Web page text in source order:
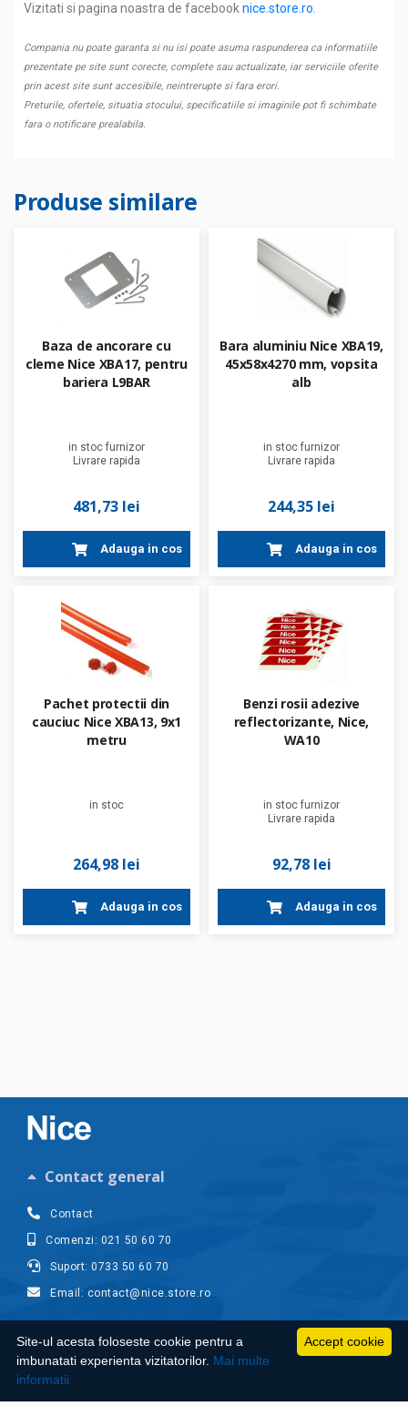
Vizitati si pagina noastra de facebooknice.store.ro
Compania nu poate garanta si nu isi poate asuma raspunderea ca informatiile
prezentate pe site sunt corecte, complete sau actualizate, iar serviciile oferite
prin acest site sunt accesibile, neintrerupte si fara erori.
Preturile, ofertele, situatia stocului, specificatiile si imaginile pot fi schimbate
fara o notificare prealabila.
Produse similare
Baza de ancorare cu
cleme Nice XBA17, pentru
bariera L9BAR
in stoc furnizor
Livrare rapida
481,73 lei
Adauga in cos
Bara aluminiu Nice XBA19,
45x58x4270 mm, vopsita
alb
in stoc furnizor
Livrare rapida
244,35 lei
Adauga in cos
Pachet protectii din
cauciuc Nice XBA13, 9x1
metru
in stoc
264,98 lei
Adauga in cos
Benzi rosii adezive
reflectorizante, Nice,
WA10
in stoc furnizor
Livrare rapida
92,78 lei
Adauga in cos
Contact general
Contact
Comenzi: 021 50 60 70
Suport: 0733 50 60 70
Email: contact@nice.store.ro
Contul meu
Suport clienti
Accept cookie
Site-ul acesta foloseste cookie pentru a
imbunatati experienta vizitatorilor. Mai multe
informatii